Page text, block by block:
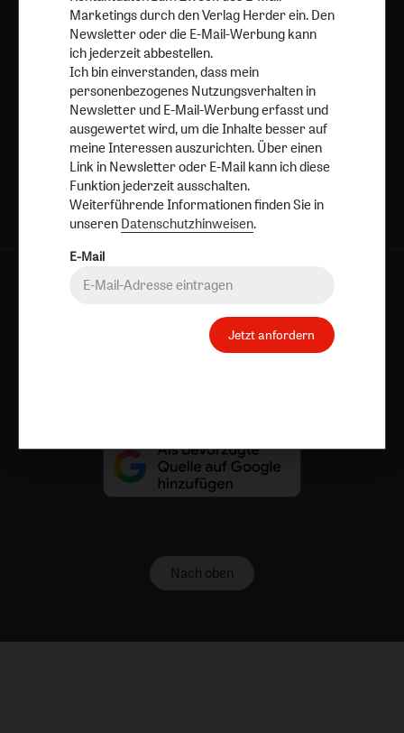
Datenschutzhinweisen.
Jetzt anmelden
AGB und Widerrufsbelehrung
Impressum
Nach oben
Marketings durch den Verlag Herder ein. Den
Newsletter oder die E-Mail-Werbung kann
ich jederzeit abbestellen.
Ich bin einverstanden, dass mein
personenbezogenes Nutzungsverhalten in
Newsletter und E-Mail-Werbung erfasst und
ausgewertet wird, um die Inhalte besser auf
meine Interessen auszurichten. Über einen
Link in Newsletter oder E-Mail kann ich diese
Funktion jederzeit ausschalten.
Weiterführende Informationen finden Sie in
unseren Datenschutzhinweisen.
E-Mail
Jetzt anfordern